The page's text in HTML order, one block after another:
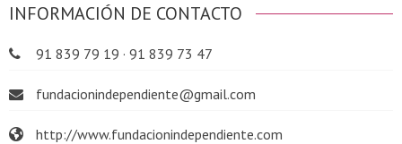
INFORMACIÓN DE CONTACTO
91 839 79 19 · 91 839 73 47
fundacionindependiente@gmail.com
http://www.fundacionindependiente.com